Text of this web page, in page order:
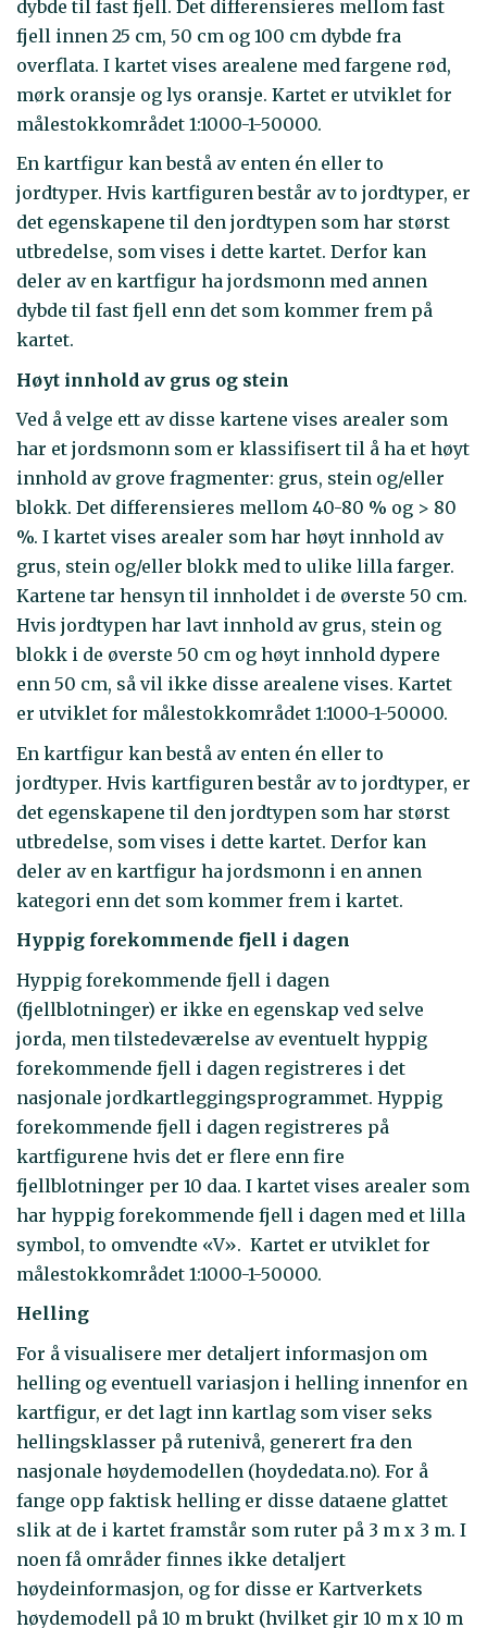
dybde til fast fjell. Det differensieres mellom fast
fjell innen 25 cm, 50 cm og 100 cm dybde fra
overflata. I kartet vises arealene med fargene rød,
mørk oransje og lys oransje. Kartet er utviklet for
målestokkområdet 1:1000-1-50000.
En kartfigur kan bestå av enten én eller to
jordtyper. Hvis kartfiguren består av to jordtyper, er
det egenskapene til den jordtypen som har størst
utbredelse, som vises i dette kartet. Derfor kan
deler av en kartfigur ha jordsmonn med annen
dybde til fast fjell enn det som kommer frem på
kartet.
Høyt innhold av grus og stein
Ved å velge ett av disse kartene vises arealer som
har et jordsmonn som er klassifisert til å ha et høyt
innhold av grove fragmenter: grus, stein og/eller
blokk. Det differensieres mellom 40-80 % og > 80
%. I kartet vises arealer som har høyt innhold av
grus, stein og/eller blokk med to ulike lilla farger.
Kartene tar hensyn til innholdet i de øverste 50 cm.
Hvis jordtypen har lavt innhold av grus, stein og
blokk i de øverste 50 cm og høyt innhold dypere
enn 50 cm, så vil ikke disse arealene vises. Kartet
er utviklet for målestokkområdet 1:1000-1-50000.
En kartfigur kan bestå av enten én eller to
jordtyper. Hvis kartfiguren består av to jordtyper, er
det egenskapene til den jordtypen som har størst
utbredelse, som vises i dette kartet. Derfor kan
deler av en kartfigur ha jordsmonn i en annen
kategori enn det som kommer frem i kartet.
Hyppig forekommende fjell i dagen
Hyppig forekommende fjell i dagen
(fjellblotninger) er ikke en egenskap ved selve
jorda, men tilstedeværelse av eventuelt hyppig
forekommende fjell i dagen registreres i det
nasjonale jordkartleggingsprogrammet. Hyppig
forekommende fjell i dagen registreres på
kartfigurene hvis det er flere enn fire
fjellblotninger per 10 daa. I kartet vises arealer som
har hyppig forekommende fjell i dagen med et lilla
symbol, to omvendte «V». Kartet er utviklet for
målestokkområdet 1:1000-1-50000.
Helling
For å visualisere mer detaljert informasjon om
helling og eventuell variasjon i helling innenfor en
kartfigur, er det lagt inn kartlag som viser seks
hellingsklasser på rutenivå, generert fra den
nasjonale høydemodellen (hoydedata.no). For å
fange opp faktisk helling er disse dataene glattet
slik at de i kartet framstår som ruter på 3 m x 3 m. I
noen få områder finnes ikke detaljert
høydeinformasjon, og for disse er Kartverkets
høydemodell på 10 m brukt (hvilket gir 10 m x 10 m